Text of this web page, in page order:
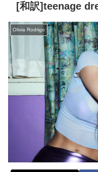
[和訳]teenage
Olivia Rodrigo